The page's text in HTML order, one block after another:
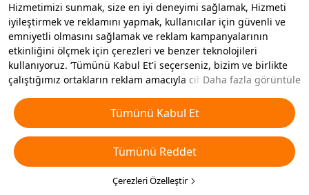
Hizmetimizi sunmak, size en iyi deneyimi sağlamak, Hizmeti
iyileştirmek ve reklamını yapmak, kullanıcılar için güvenli ve
emniyetli olmasını sağlamak ve reklam kampanyalarının
etkinliğini ölçmek için çerezleri ve benzer teknolojileri
kullanıyoruz. ‘Tümünü Kabul Et'i seçerseniz, bizim ve birlikte
çalıştığımız ortakların reklam amacıyla cihazınızda çerezleri ve
Ayrıca, temel olmayan çerezlerin ’Tümünü Reddedebilir' veya
aşağıdaki ’Çerezleri Özelleştir'i tıklayarak veya gizlilik
ayarlarınızda istediğiniz zaman hangi çerez türlerini kabul
etmek veya devre dışı bırakmak istediğinizi seçebilirsiniz. Daha
fazla detay içinÇerezler ve Benzer Teknolojiler Politikamıza
Daha fazla görüntüle
Tümünü Kabul Et
Tümünü Reddet
Çerezleri Özelleştir